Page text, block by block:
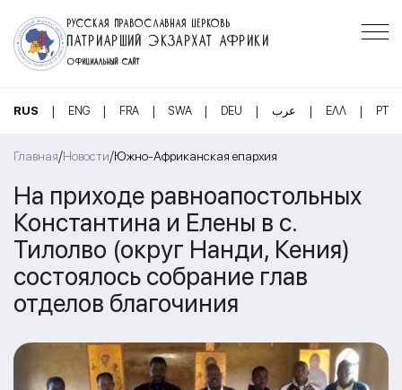
РУССКАЯ ПРАВОСЛАВНАЯ ЦЕРКОВЬ
ПАТРИАРШИЙ ЭКЗАРХАТ АФРИКИ
ОФИЦИАЛЬНЫЙ САЙТ
RUS | ENG | FRA | SWA | DEU | عرب | ΕΛΛ | PT
Главная/Новости/Южно-Африканская епархия
На приходе равноапостольных
Константина и Елены в с.
Тилолво (округ Нанди, Кения)
состоялось собрание глав
отделов благочиния